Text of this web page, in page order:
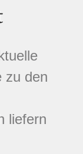
zu den
liefern